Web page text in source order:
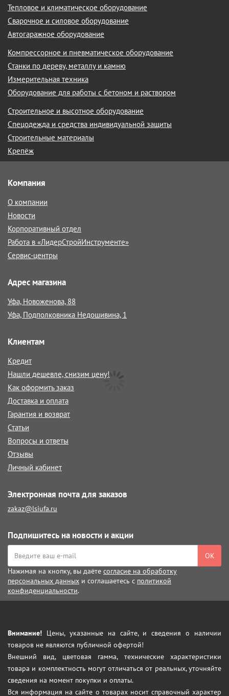
Тепловое и климатическое оборудование
Сварочное и силовое оборудование
Автогаражное оборудование
Компрессорное и пневматическое оборудование
Станки по дереву, металлу и камню
Измерительная техника
Оборудование для работы с бетоном и раствором
Строительное и высотное оборудование
Спецодежда и средства индивидуальной защиты
Строительные материалы
Крепёж
Компания
О компании
Новости
Корпоративный отдел
Работа в «ЛидерСтройИнструменте»
Сервис-центры
Адрес магазина
Уфа, Новоженова, 88
Уфа, Подполковника Недошивина, 1
Клиентам
Кредит
Нашли дешевле, снизим цену!
Как оформить заказ
Доставка и оплата
Гарантия и возврат
Статьи
Вопросы и ответы
Отзывы
Личный кабинет
Электронная почта для заказов
zakaz@lsiufa.ru
Подпишитесь на новости и акции
ОК
Нажимая на кнопку, вы даёте согласие на обработку
персональных данных и соглашаетесь с политикой
конфиденциальности.
Внимание! Цены, указанные на сайте, и сведения о наличии
товаров не являются публичной офертой!
Внешний вид, цветовая гамма, технические характеристики
товара и комплектность могут отличаться от реальных, уточняйте
сведения на момент покупки и оплаты.
Вся информация на сайте о товарах носит справочный характер